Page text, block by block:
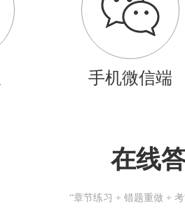
手机微信端
在线
“章节练习 + 错题重做 +